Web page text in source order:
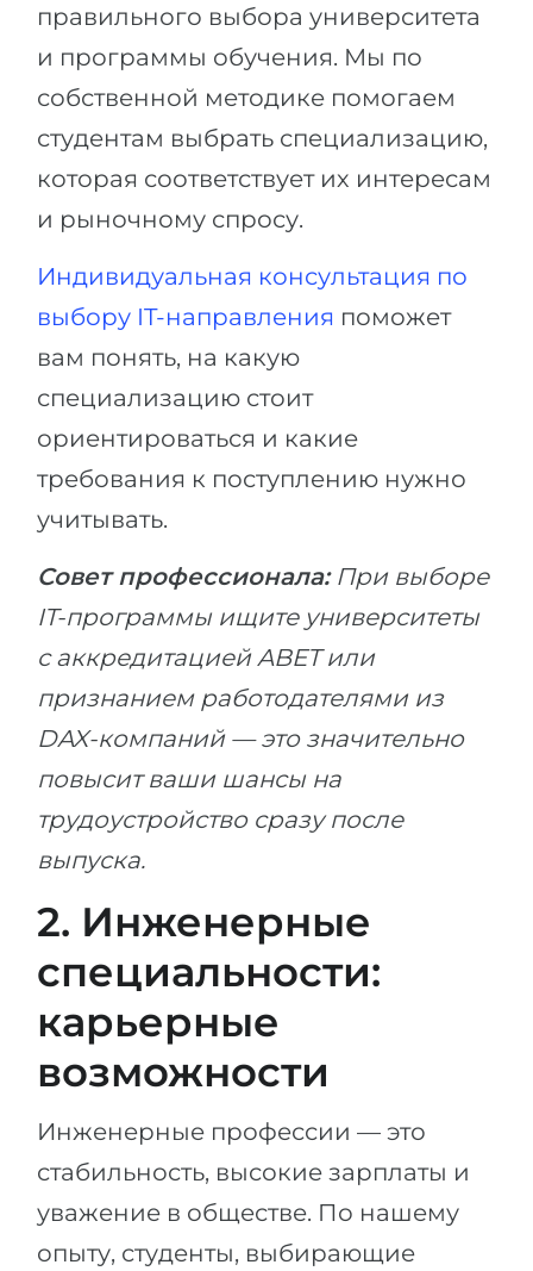
правильного выбора университета
и программы обучения. Мы по
собственной методике помогаем
студентам выбрать специализацию,
которая соответствует их интересам
и рыночному спросу.
Индивидуальная консультация по
выбору IT-направления поможет
вам понять, на какую
специализацию стоит
ориентироваться и какие
требования к поступлению нужно
учитывать.
Совет профессионала: При выборе
IT-программы ищите университеты
с аккредитацией ABET или
признанием работодателями из
DAX-компаний — это значительно
повысит ваши шансы на
трудоустройство сразу после
выпуска.
2. Инженерные
специальности:
карьерные
возможности
Инженерные профессии — это
стабильность, высокие зарплаты и
уважение в обществе. По нашему
опыту, студенты, выбирающие